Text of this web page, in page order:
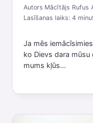
Autors Mācītājs Rufus
Lasīšanas laiks:4
Ja mēs
ko Dievs dara
mums kļūs...